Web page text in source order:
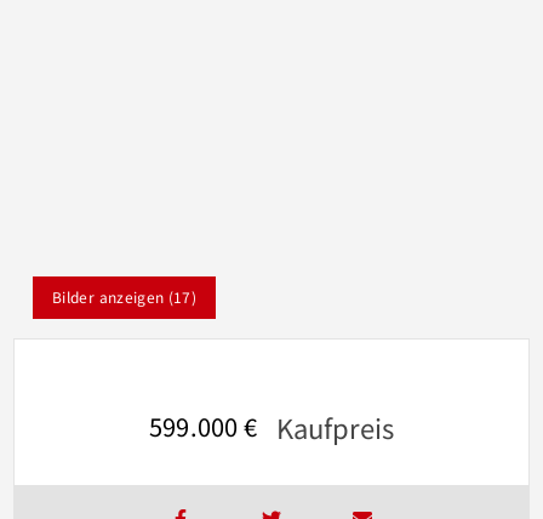
Bilder anzeigen (17)
599.000 € Kaufpreis